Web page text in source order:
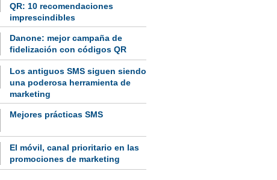
QR: 10 recomendaciones
imprescindibles
Danone: mejor campaña de
fidelización con códigos QR
Los antiguos SMS siguen siendo
una poderosa herramienta de
marketing
Mejores prácticas SMS
El móvil, canal prioritario en las
promociones de marketing